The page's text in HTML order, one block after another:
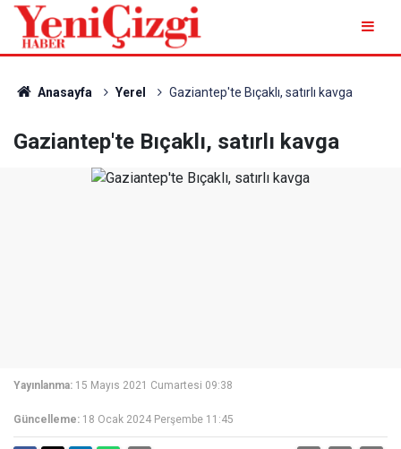
Anasayfa Yerel Gaziantep'te Bıçaklı, satırlı kavga
Gaziantep'te Bıçaklı, satırlı kavga
Yayınlanma: 15 Mayıs 2021 Cumartesi 09:38
Güncelleme: 18 Ocak 2024 Perşembe 11:45